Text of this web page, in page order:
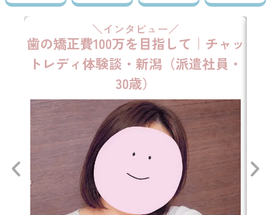
高収入バイト｜こんなお悩みありませんか
＼インタビュー／
歯の矯正費100万を目指して｜チャッ
トレディ体験談・新潟（派遣社員・
30歳）